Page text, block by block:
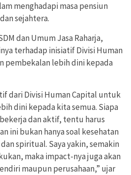
menghadapi masa pensiun
sejahtera.
dan Umum Jasa Raharja,
terhadap inisiatif Divisi Human
pembekalan lebih dini kepada
dari Divisi Human Capital untuk
dini kepada kita semua. Siapa
dan aktif, tentu harus
ini bukan hanya soal kesehatan
spiritual. Saya yakin, semakin
maka impact-nya juga akan
maupun perusahaan,” ujar